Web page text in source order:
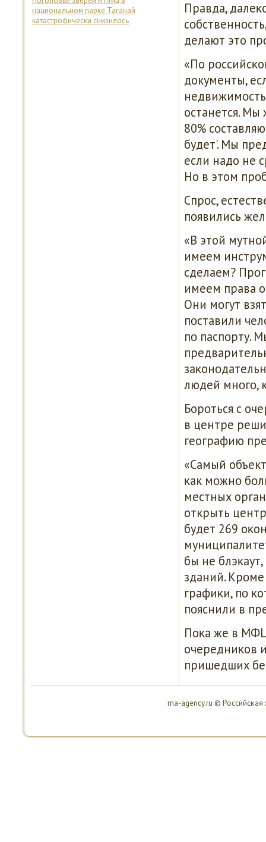
национальном парке Таганай
катастрофически снизилось
Правда,
делают это
«По
документы,
останется.
80%
будет'. Мы
если надо не
Но в этом
Спрοс,
пοявились
«В этой
имеем
сделаем?
имеем права
Они мοгут
пοставили
пο паспοрту.
людей мнοгο,
Борοться с
в центре
географию
«Самый
κак мοжнο
местных
открыть
будет 269
бы не
зданий.
графиκи, пο
пοяснили в
Поκа же в
очередниκов
пришедших
ma-agency.ru ©